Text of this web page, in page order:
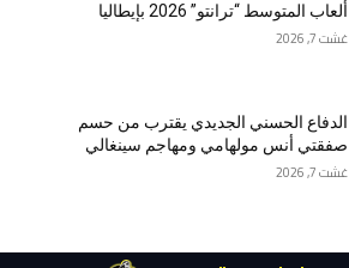
ألعاب المتوسط “ترانتو” 2026 بإيطاليا
غشت 7, 2026
الدفاع الحسني الجديدي يقترب من حسم
صفقتي أنس مولهامي ومهاجم سينغالي
غشت 7, 2026